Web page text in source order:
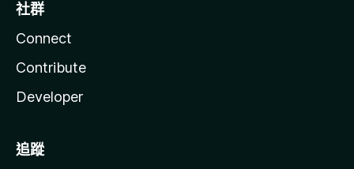
社群
Connect
Contribute
Developer
追蹤